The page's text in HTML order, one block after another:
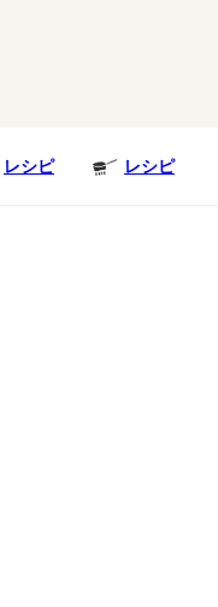
レシピ レシピ